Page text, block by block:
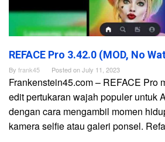
REFACE Pro 3.42.0 (MOD, No
By frank45 Posted onJuly 11, 2023
Frankenstein45.com – REFACE Pro
edit pertukaran wajah populer untuk
dengan cara mengambil momen
kamera selfie atau galeri ponsel.